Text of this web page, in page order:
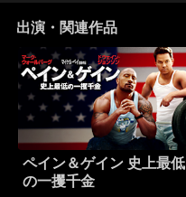
出演・関連作品
ペイン＆ゲイン 史上最低
の一攫千金